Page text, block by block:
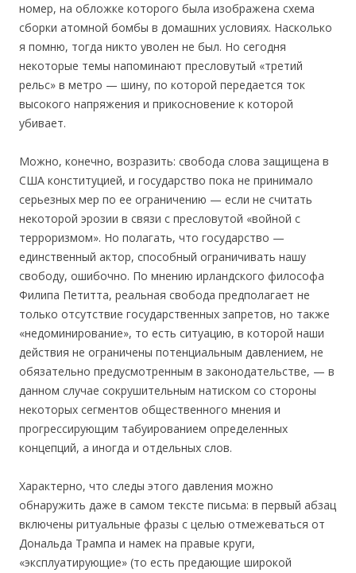
номер, на обложке которого была изображена схема
сборки атомной бомбы в домашних условиях. Насколько
я помню, тогда никто уволен не был. Но сегодня
некоторые темы напоминают пресловутый «третий
рельс» в метро — шину, по которой передается ток
высокого напряжения и прикосновение к которой
убивает.
Можно, конечно, возразить: свобода слова защищена в
США конституцией, и государство пока не принимало
серьезных мер по ее ограничению — если не считать
некоторой эрозии в связи с пресловутой «войной с
терроризмом». Но полагать, что государство —
единственный актор, способный ограничивать нашу
свободу, ошибочно. По мнению ирландского философа
Филипа Петитта, реальная свобода предполагает не
только отсутствие государственных запретов, но также
«недоминирование», то есть ситуацию, в которой наши
действия не ограничены потенциальным давлением, не
обязательно предусмотренным в законодательстве, — в
данном случае сокрушительным натиском со стороны
некоторых сегментов общественного мнения и
прогрессирующим табуированием определенных
концепций, а иногда и отдельных слов.
Характерно, что следы этого давления можно
обнаружить даже в самом тексте письма: в первый абзац
включены ритуальные фразы с целью отмежеваться от
Дональда Трампа и намек на правые круги,
«эксплуатирующие» (то есть предающие широкой